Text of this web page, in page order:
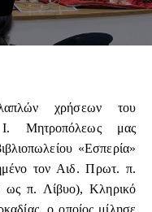
χρήσεων του
Ι. Μητροπόλεως μας
«Εσπερία»
τον Αιδ. Πρωτ. π.
ως π. Λίβυο), Κληρικό
ο οποίος μίλησε